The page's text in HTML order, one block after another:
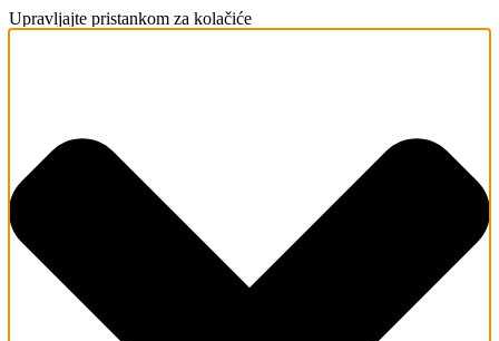
Upravljajte pristankom za kolačiće